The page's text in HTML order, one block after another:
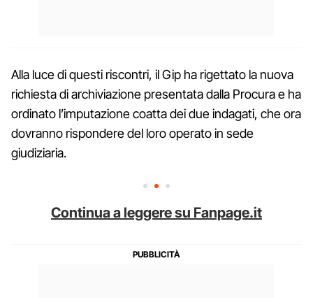
Alla luce di questi riscontri, il Gip ha rigettato la nuova
richiesta di archiviazione presentata dalla Procura e ha
ordinato l’imputazione coatta dei due indagati, che ora
dovranno rispondere del loro operato in sede
giudiziaria.
Continua a leggere su Fanpage.it